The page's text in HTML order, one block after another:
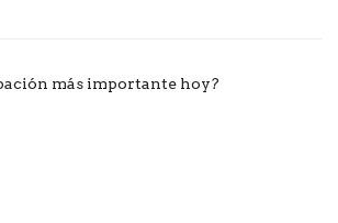
más importante hoy?